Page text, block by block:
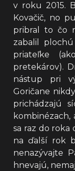
v roku 2015.
Kovačič, no
pribral to čo
zabalil
priateľke
pretekárov).
nástup pri
Goričane
prichádzajú
sa raz do roka
na ďalší rok
nenazývajte
hnevajú,